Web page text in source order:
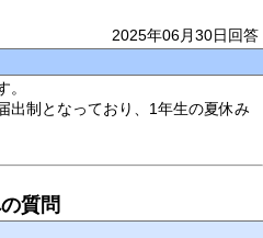
2025年06月30日回答
。
出制となっており、1年生の夏休み
質問